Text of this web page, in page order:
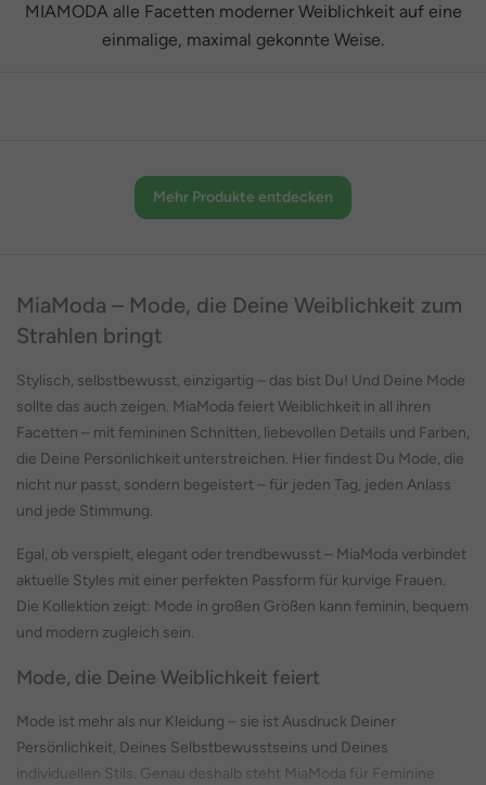
MIAMODA alle Facetten moderner Weiblichkeit auf eine
einmalige, maximal gekonnte Weise.
Mehr Produkte entdecken
MiaModa – Mode, die Deine Weiblichkeit zum
Strahlen bringt
Stylisch, selbstbewusst, einzigartig – das bist Du! Und Deine Mode
sollte das auch zeigen. MiaModa feiert Weiblichkeit in all ihren
Facetten – mit femininen Schnitten, liebevollen Details und Farben,
die Deine Persönlichkeit unterstreichen. Hier findest Du Mode, die
nicht nur passt, sondern begeistert – für jeden Tag, jeden Anlass
und jede Stimmung.
Egal, ob verspielt, elegant oder trendbewusst – MiaModa verbindet
aktuelle Styles mit einer perfekten Passform für kurvige Frauen.
Die Kollektion zeigt: Mode in großen Größen kann feminin, bequem
und modern zugleich sein.
Mode, die Deine Weiblichkeit feiert
Mode ist mehr als nur Kleidung – sie ist Ausdruck Deiner
Persönlichkeit, Deines Selbstbewusstseins und Deines
individuellen Stils. Genau deshalb steht MiaModa für Feminine